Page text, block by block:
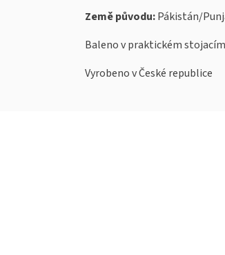
Země původu:Pákistán/
Baleno v praktickém
Vyrobeno v České republice